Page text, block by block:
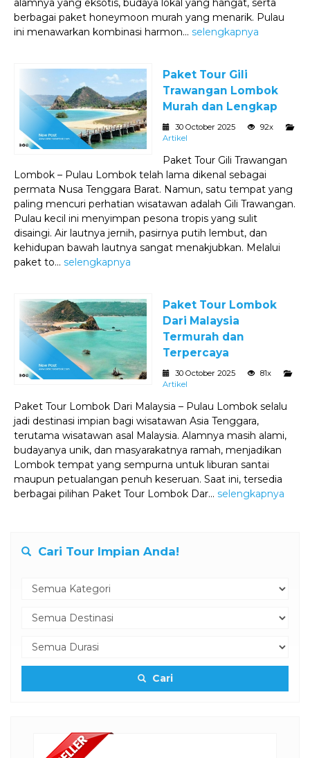
alamnya yang eksotis, budaya lokal yang hangat, serta
berbagai paket honeymoon murah yang menarik. Pulau
ini menawarkan kombinasi harmon... selengkapnya
Paket Tour Gili
Trawangan Lombok
Murah dan Lengkap
30 October 2025
92x
Artikel
Paket Tour Gili Trawangan
Lombok – Pulau Lombok telah lama dikenal sebagai
permata Nusa Tenggara Barat. Namun, satu tempat yang
paling mencuri perhatian wisatawan adalah Gili Trawangan.
Pulau kecil ini menyimpan pesona tropis yang sulit
disaingi. Air lautnya jernih, pasirnya putih lembut, dan
kehidupan bawah lautnya sangat menakjubkan. Melalui
paket to... selengkapnya
Paket Tour Lombok
Dari Malaysia
Termurah dan
Terpercaya
30 October 2025
81x
Artikel
Paket Tour Lombok Dari Malaysia – Pulau Lombok selalu
jadi destinasi impian bagi wisatawan Asia Tenggara,
terutama wisatawan asal Malaysia. Alamnya masih alami,
budayanya unik, dan masyarakatnya ramah, menjadikan
Lombok tempat yang sempurna untuk liburan santai
maupun petualangan penuh keseruan. Saat ini, tersedia
berbagai pilihan Paket Tour Lombok Dar... selengkapnya
Cari Tour Impian Anda!
Cari